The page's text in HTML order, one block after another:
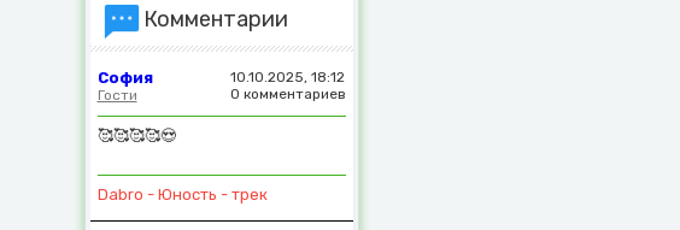
Комментарии
10.10.2025, 18:12
0 комментариев
София
Гости
🥰🥰🥰🥰😍
Dabro - Юность - трек